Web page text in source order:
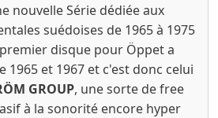
nouvelle Série dédiée aux
suédoises de 1965 à 1975
disque pour Öppet a
1965 et 1967 et c'est donc celui
GROUP, une sorte de free
à la sonorité encore hyper